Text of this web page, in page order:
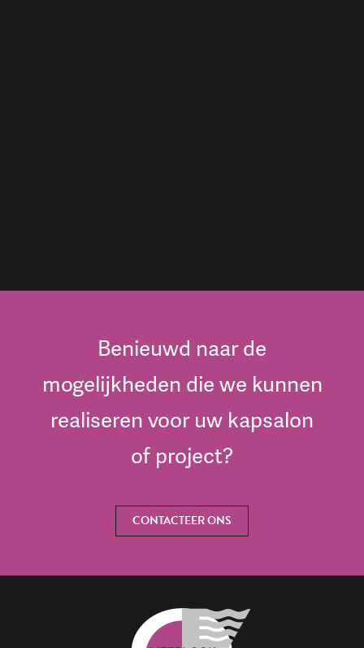
Benieuwd naar de
mogelijkheden die we kunnen
realiseren voor uw kapsalon
of project?
CONTACTEER ONS